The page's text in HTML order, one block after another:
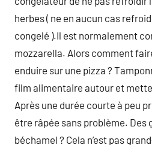
herbes ( ne en aucun cas
congelé ).Il est normalement
mozzarella. Alors comment
enduire sur une pizza ?
film alimentaire autour et
Après une durée courte à peu
être râpée sans problème. Des
béchamel ? Cela n’est pas